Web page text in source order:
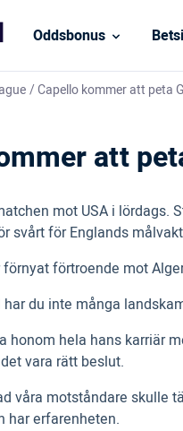
Oddsbonus
/Capello kommer att peta
att
mot USA i lördags.
svårt för Englands
förtroende mot
du inte många
honom hela hans karriär
vara rätt beslut.
våra motståndare skulle
har erfarenheten.